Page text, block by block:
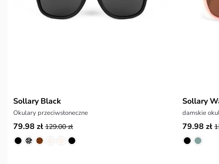
Sollary Black
Okulary przeciwsłoneczne
79.98 zł 129.00 zł
Sollary
damskie
79.98 zł